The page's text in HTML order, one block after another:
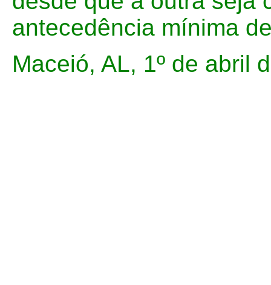
antecedência mínima
Maceió, AL, 1º de abril